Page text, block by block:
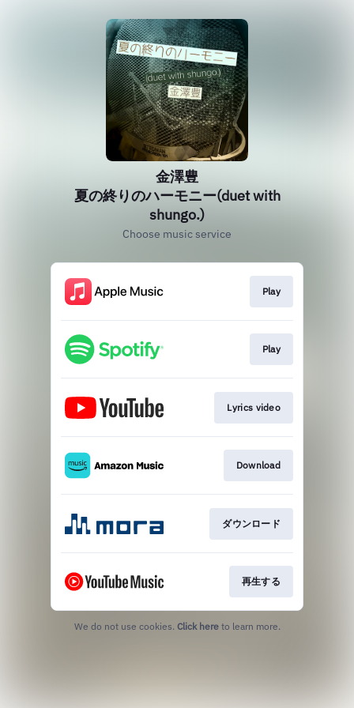
金澤豊
夏の終りのハーモニー(duet with
shungo.)
Choose music service
Play
Play
Lyrics video
Download
ダウンロード
再生する
We do not use cookies. Click here to learn more.